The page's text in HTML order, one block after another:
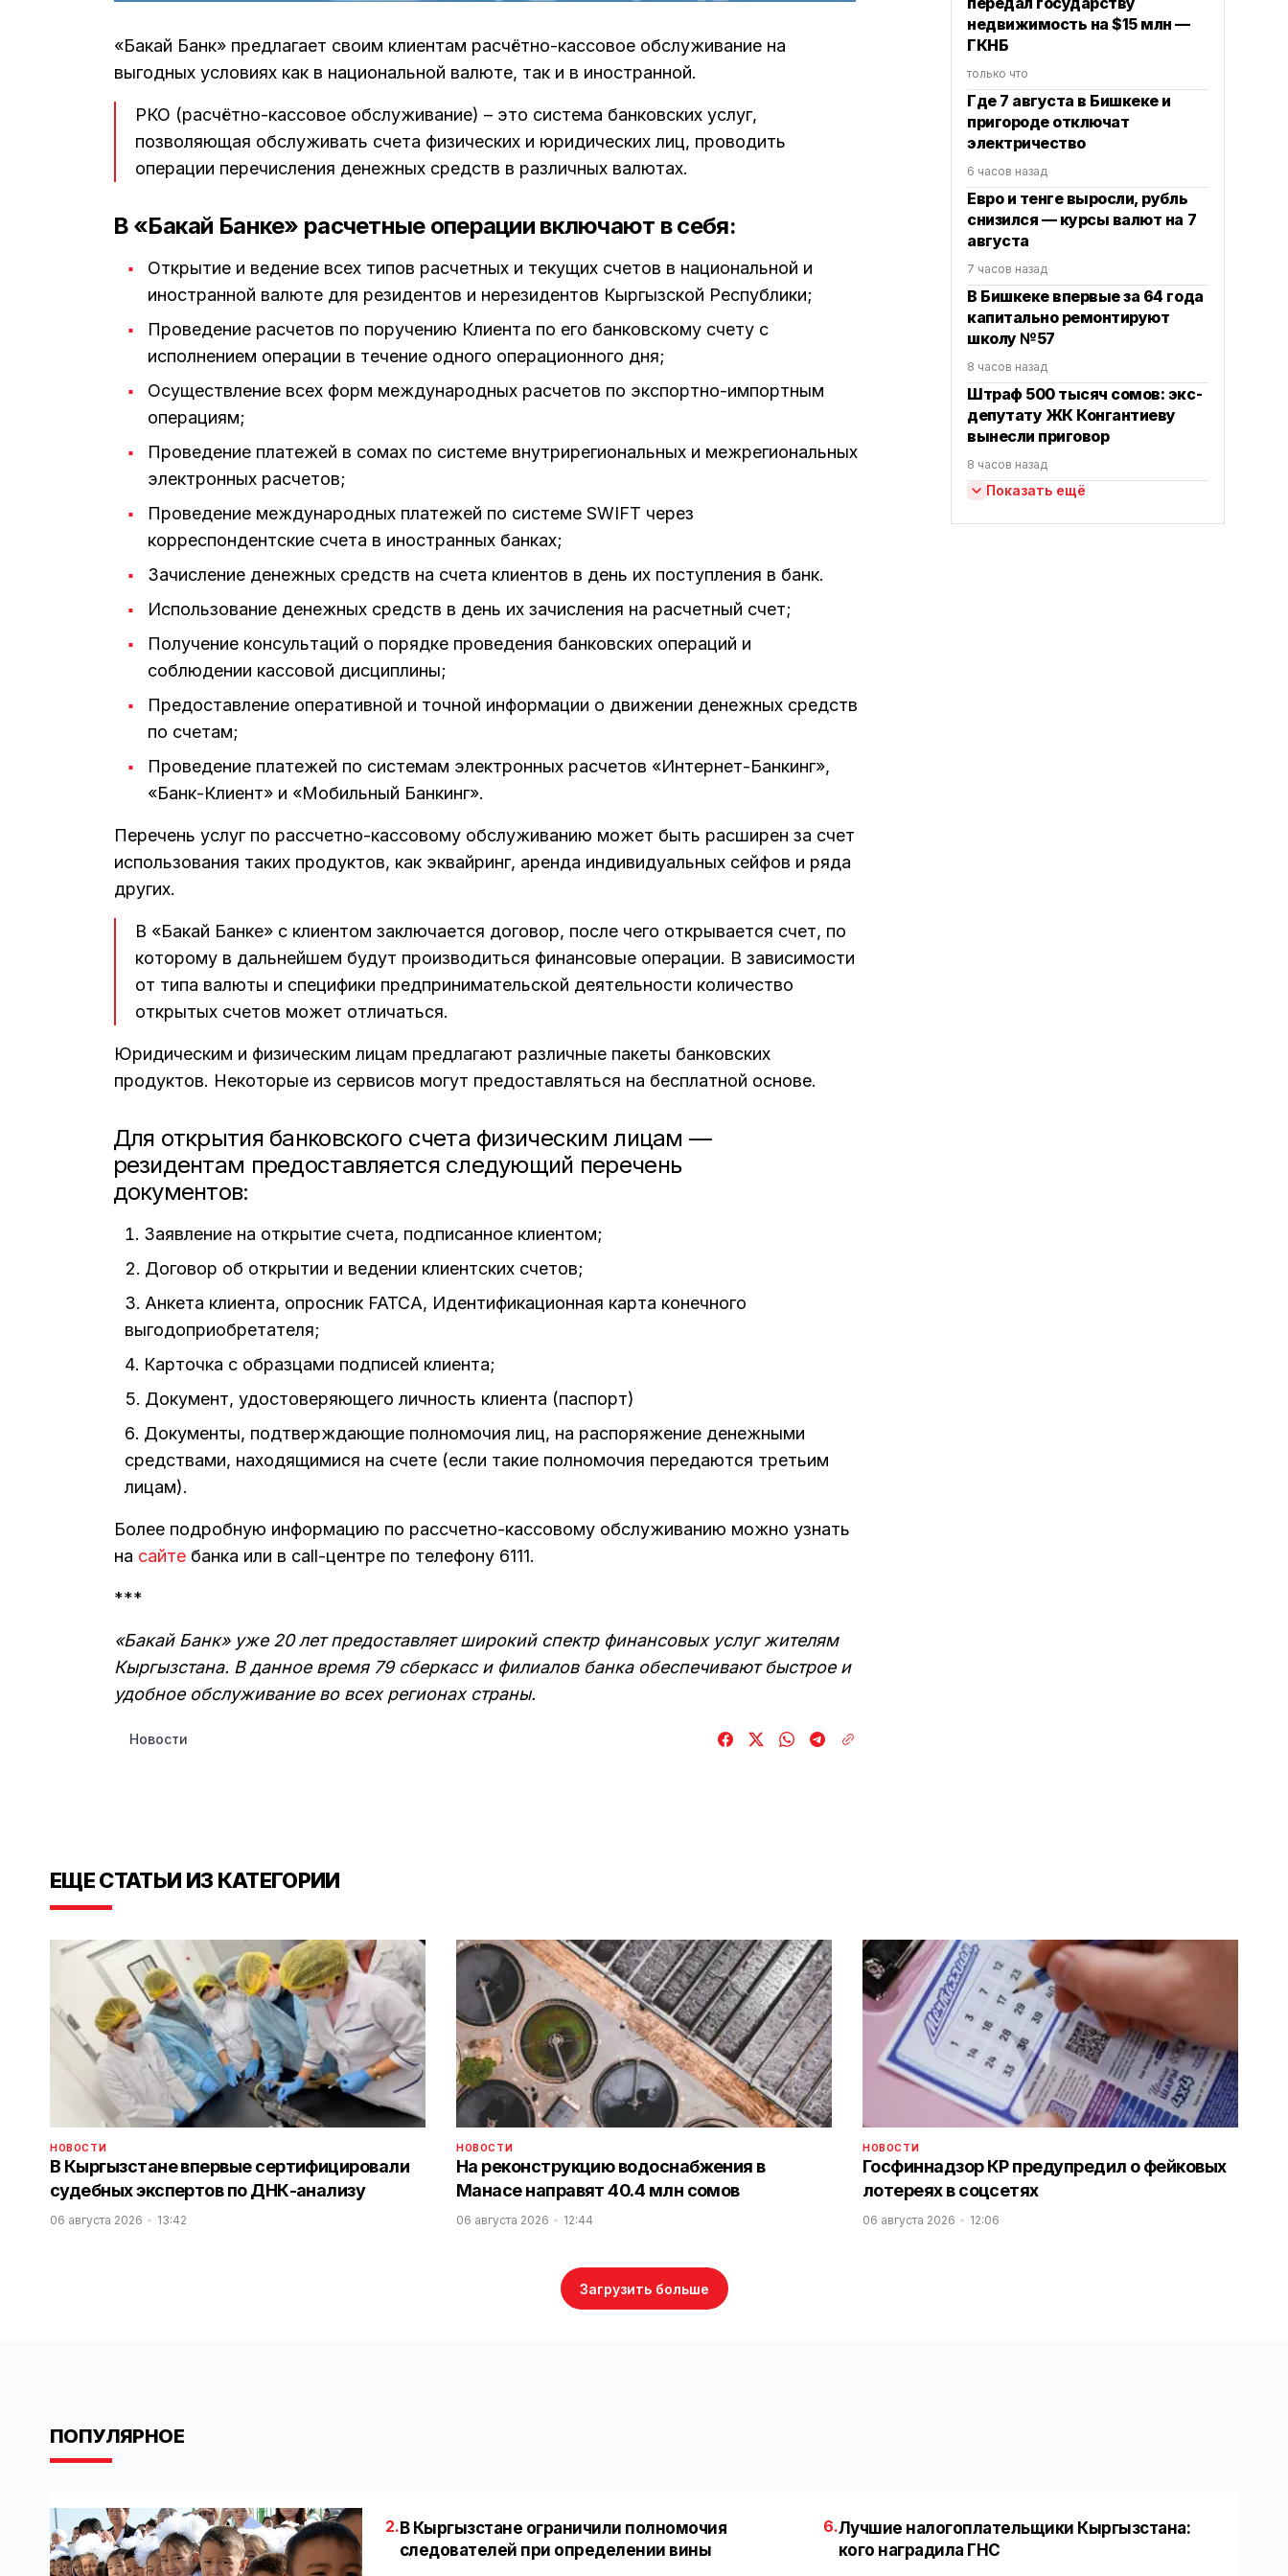
«Бакай Банк» предлагает своим клиентам расчётно-кассовое обслуживание на
выгодных условиях как в национальной валюте, так и в иностранной.
РКО (расчётно-кассовое обслуживание) – это система банковских услуг,
позволяющая обслуживать счета физических и юридических лиц, проводить
операции перечисления денежных средств в различных валютах.
В «Бакай Банке» расчетные операции включают в себя:
Открытие и ведение всех типов расчетных и текущих счетов в национальной и
иностранной валюте для резидентов и нерезидентов Кыргызской Республики;
Проведение расчетов по поручению Клиента по его банковскому счету с
исполнением операции в течение одного операционного дня;
Осуществление всех форм международных расчетов по экспортно-импортным
операциям;
Проведение платежей в сомах по системе внутрирегиональных и межрегиональных
электронных расчетов;
Проведение международных платежей по системе SWIFT через
корреспондентские счета в иностранных банках;
Зачисление денежных средств на счета клиентов в день их поступления в банк.
Использование денежных средств в день их зачисления на расчетный счет;
Получение консультаций о порядке проведения банковских операций и
соблюдении кассовой дисциплины;
Предоставление оперативной и точной информации о движении денежных средств
по счетам;
Проведение платежей по системам электронных расчетов «Интернет-Банкинг»,
«Банк-Клиент» и «Мобильный Банкинг».
Перечень услуг по рассчетно-кассовому обслуживанию может быть расширен за счет
использования таких продуктов, как эквайринг, аренда индивидуальных сейфов и ряда
других.
В «Бакай Банке» с клиентом заключается договор, после чего открывается счет, по
которому в дальнейшем будут производиться финансовые операции. В зависимости
от типа валюты и специфики предпринимательской деятельности количество
открытых счетов может отличаться.
Юридическим и физическим лицам предлагают различные пакеты банковских
продуктов. Некоторые из сервисов могут предоставляться на бесплатной основе.
Для открытия банковского счета физическим лицам —
резидентам предоставляется следующий перечень
документов:
Заявление на открытие счета, подписанное клиентом;
Договор об открытии и ведении клиентских счетов;
Анкета клиента, опросник FATCA, Идентификационная карта конечного
выгодоприобретателя;
Карточка с образцами подписей клиента;
Документ, удостоверяющего личность клиента (паспорт)
Документы, подтверждающие полномочия лиц, на распоряжение денежными
средствами, находящимися на счете (если такие полномочия передаются третьим
лицам).
Более подробную информацию по рассчетно-кассовому обслуживанию можно узнать
на сайте банка или в call-центре по телефону 6111.
***
«Бакай Банк» уже 20 лет предоставляет широкий спектр финансовых услуг жителям
Кыргызстана. В данное время 79 сберкасс и филиалов банка обеспечивают быстрое и
удобное обслуживание во всех регионах страны.
Новости
недвижимость на $15 млн —
ГКНБ
только что
Где 7 августа в Бишкеке и
пригороде отключат
электричество
6 часов назад
Евро и тенге выросли, рубль
снизился — курсы валют на 7
августа
7 часов назад
В Бишкеке впервые за 64 года
капитально ремонтируют
школу №57
8 часов назад
Штраф 500 тысяч сомов: экс-
депутату ЖК Конгантиеву
вынесли приговор
8 часов назад
Показать ещё
ЕЩЕ СТАТЬИ ИЗ КАТЕГОРИИ
НОВОСТИ
В Кыргызстане впервые сертифицировали
судебных экспертов по ДНК-анализу
06 августа 2026 13:42
НОВОСТИ
На реконструкцию водоснабжения в
Манасе направят 40.4 млн сомов
06 августа 2026 12:44
НОВОСТИ
Госфиннадзор КР предупредил о фейковых
лотереях в соцсетях
06 августа 2026 12:06
Загрузить больше
ПОПУЛЯРНОЕ
2. В Кыргызстане ограничили полномочия
следователей при определении вины
6.Лучшие налогоплательщики Кыргызстана:
кого наградила ГНС